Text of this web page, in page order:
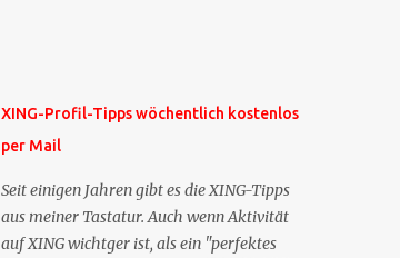
XING-Profil-Tipps wöchentlich kostenlos
per Mail
Seit einigen Jahren gibt es die XING-Tipps
aus meiner Tastatur. Auch wenn Aktivität
auf XING wichtger ist, als ein "perfektes